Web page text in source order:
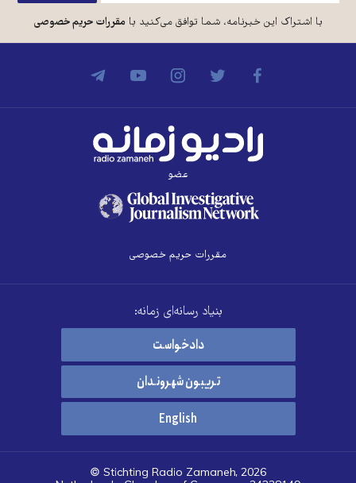
با اشتراک این خبرنامه، شما توافق می‌کنید بامقررات حریم خصوصی
عضو
مقررات حریم خصوصی
بنیاد رسانه‌ای زمانه:
دادخواست
تریبون شهروندان
English
© Stichting Radio Zamaneh, 2026